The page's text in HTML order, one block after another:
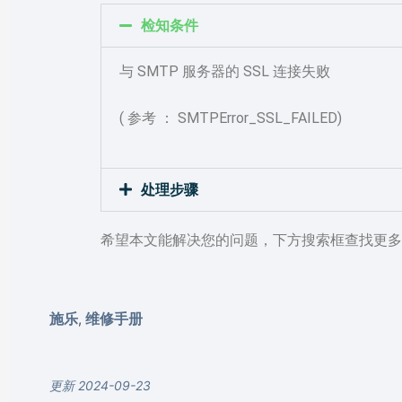
检知条件
与 SMTP 服务器的 SSL 连接失败
( 参考 ： SMTPError_SSL_FAILED)
处理步骤
希望本文能解决您的问题，下方搜索框查找更
施乐, 维修手册
更新 2024-09-23